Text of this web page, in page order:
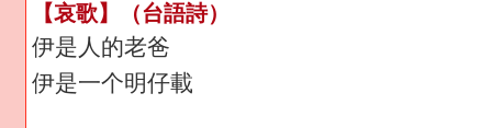
【哀歌】（台語詩）
伊是人的老爸
伊是一个明仔載